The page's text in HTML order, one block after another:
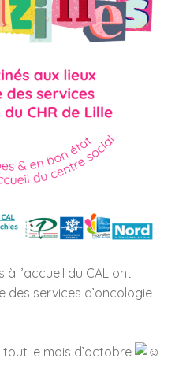
l’accueil du CAL ont
des services d’oncologie
le mois d’octobre